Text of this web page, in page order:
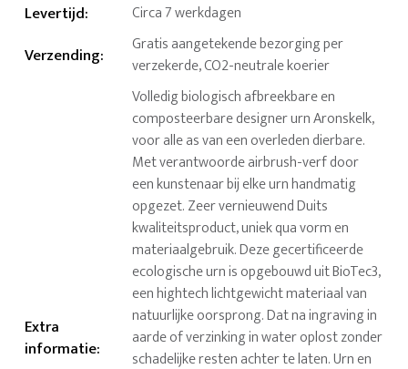
Levertijd: Circa 7 werkdagen
Verzending:
Gratis aangetekende bezorging per
verzekerde, CO2-neutrale koerier
Extra
informatie:
Volledig biologisch afbreekbare en
composteerbare designer urn Aronskelk,
voor alle as van een overleden dierbare.
Met verantwoorde airbrush-verf door
een kunstenaar bij elke urn handmatig
opgezet. Zeer vernieuwend Duits
kwaliteitsproduct, uniek qua vorm en
materiaalgebruik. Deze gecertificeerde
ecologische urn is opgebouwd uit BioTec3,
een hightech lichtgewicht materiaal van
natuurlijke oorsprong. Dat na ingraving in
aarde of verzinking in water oplost zonder
schadelijke resten achter te laten. Urn en